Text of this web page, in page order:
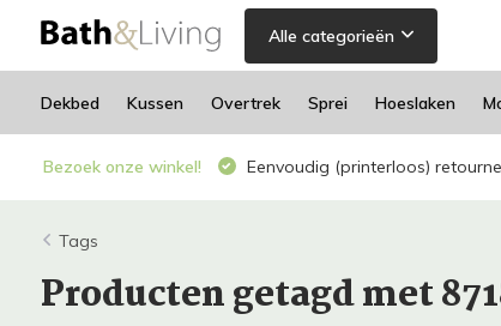
Alle categorieën
Dekbed Kussen Overtrek Sprei Hoeslaken
Bezoek onze winkel! Eenvoudig (printerloos)
Tags
Producten getagd met